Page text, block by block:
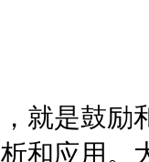
就是鼓励
和应用。